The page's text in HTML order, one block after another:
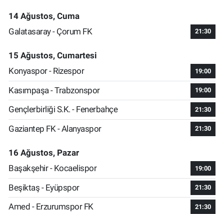
14 Ağustos, Cuma
Galatasaray - Çorum FK
21:30
15 Ağustos, Cumartesi
Konyaspor - Rizespor
19:00
Kasımpaşa - Trabzonspor 19:00
Gençlerbirliği S.K. - Fenerbahçe 21:30
Gaziantep FK - Alanyaspor 21:30
16 Ağustos, Pazar
Başakşehir - Kocaelispor
19:00
Beşiktaş - Eyüpspor 21:30
Amed - Erzurumspor FK 21:30